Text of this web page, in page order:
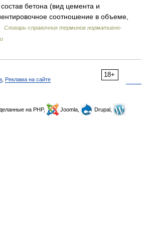
бетона (вид цемента и
соотношение в объеме,
Словарь-справочник терминов нормативно-
18+
Реклама на сайте
на PHP, Joomla,
Drupal,